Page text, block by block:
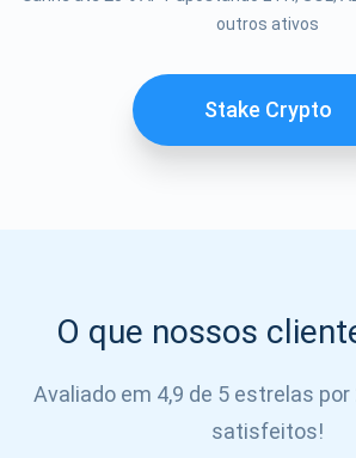
outros ativos
Stake Crypto
O que nossos
Avaliado em 4,9 de 5 estrelas
satisfeitos!
INSCREVER